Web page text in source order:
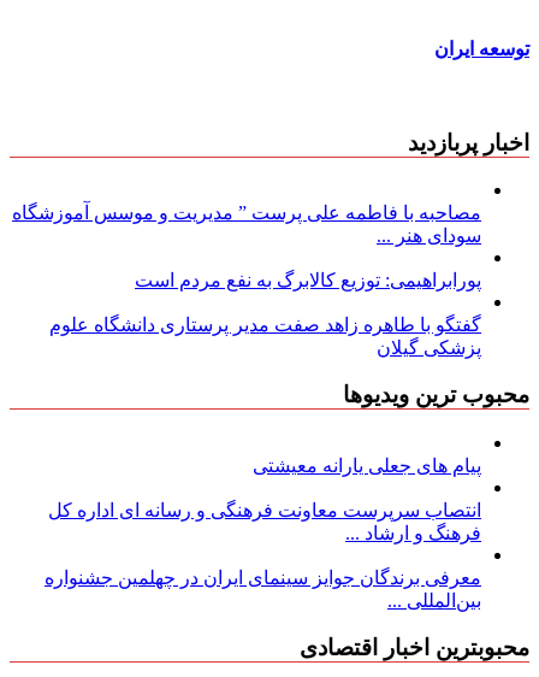
توسعه ایران
اخبار پربازدید
مصاحبه با فاطمه علی پرست ” مدیریت و موسس آموزشگاه
سودای هنر ...
پورابراهیمی: توزیع کالابرگ به نفع مردم است
گفتگو با طاهره زاهد صفت مدیر پرستاری دانشگاه علوم
پزشکی گیلان
محبوب ترین ویدیوها
پیام های جعلی یارانه معیشتی
انتصاب سرپرست معاونت فرهنگی و رسانه ای اداره کل
فرهنگ و ارشاد ...
معرفی برندگان جوایز سینمای ایران در چهلمین جشنواره
بین‌المللی ...
محبوبترین اخبار اقتصادی